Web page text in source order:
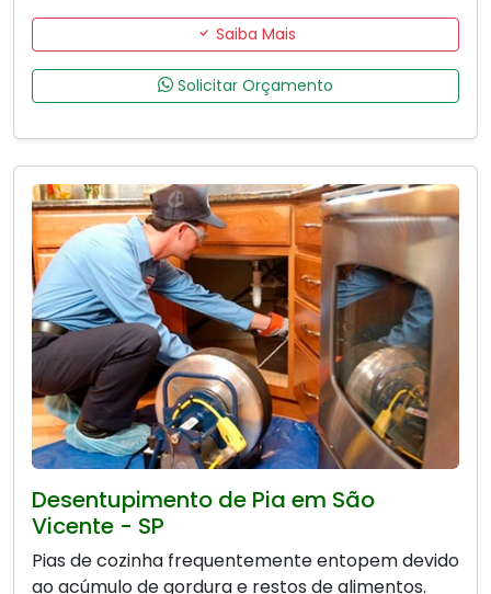
Saiba Mais
Solicitar Orçamento
Desentupimento de Pia em São
Vicente - SP
Pias de cozinha frequentemente entopem devido
ao acúmulo de gordura e restos de alimentos.